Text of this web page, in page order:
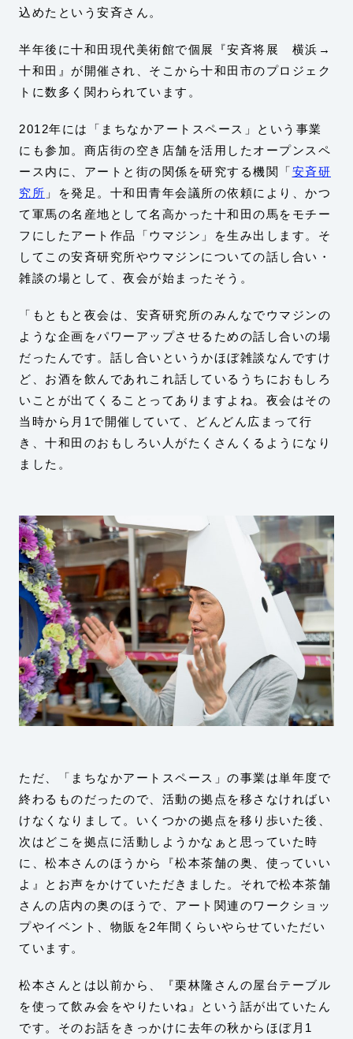
込めたという安斉さん。
半年後に十和田現代美術館で個展『安斉将展 横浜→
十和田』が開催され、そこから十和田市のプロジェク
トに数多く関わられています。
2012年には「まちなかアートスペース」という事業
にも参加。商店街の空き店舗を活用したオープンスペ
ース内に、アートと街の関係を研究する機関「安斉研
究所 」を発足。十和田青年会議所の依頼により、かつ
て軍馬の名産地として名高かった十和田の馬をモチー
フにしたアート作品「ウマジン」を生み出します。そ
してこの安斉研究所やウマジンについての話し合い・
雑談の場として、夜会が始まったそう。
「もともと夜会は、安斉研究所のみんなでウマジンの
ような企画をパワーアップさせるための話し合いの場
だったんです。話し合いというかほぼ雑談なんですけ
ど、お酒を飲んであれこれ話しているうちにおもしろ
いことが出てくることってありますよね。夜会はその
当時から月1で開催していて、どんどん広まって行
き、十和田のおもしろい人がたくさんくるようになり
ました。
ただ、「まちなかアートスペース」の事業は単年度で
終わるものだったので、活動の拠点を移さなければい
けなくなりまして。いくつかの拠点を移り歩いた後、
次はどこを拠点に活動しようかなぁと思っていた時
に、松本さんのほうから『松本茶舗の奥、使っていい
よ』とお声をかけていただきました。それで松本茶舗
さんの店内の奥のほうで、アート関連のワークショッ
プやイベント、物販を2年間くらいやらせていただい
ています。
松本さんとは以前から、『栗林隆さんの屋台テーブル
を使って飲み会をやりたいね』という話が出ていたん
です。そのお話をきっかけに去年の秋からほぼ月1